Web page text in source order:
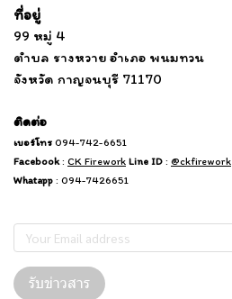
ที่อยู่
99 หมู่ 4
ตำบล รางหวาย อำเภอ พนมทวน
จังหวัด กาญจนบุรี 71170
ติดต่อ
เบอร์โทร 094-742-6651
Facebook: CK Firework Line ID : @ckfirework
Whatapp : 094-7426651
รับข่าวสาร